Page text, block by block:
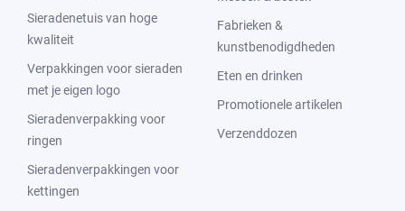
Sieradenetuis van hoge
kwaliteit
Verpakkingen voor sieraden
met je eigen logo
Sieradenverpakking voor
ringen
Sieradenverpakkingen voor
kettingen
Fabrieken &
kunstbenodigdheden
Eten en drinken
Promotionele artikelen
Verzenddozen